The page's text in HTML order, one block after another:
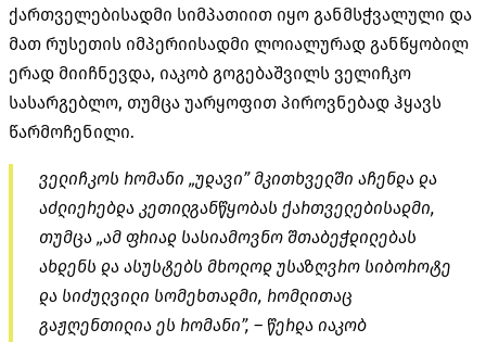
ქართველებისადმი სიმპათიით იყო განმსჭვალული და
მათ რუსეთის იმპერიისადმი ლოიალურად განწყობილ
ერად მიიჩნევდა, იაკობ გოგებაშვილს ველიჩკო
სასარგებლო, თუმცა უარყოფით პიროვნებად ჰყავს
წარმოჩენილი.
ველიჩკოს რომანი „უდავი” მკითხველში აჩენდა და
აძლიერებდა კეთილგანწყობას ქართველებისადმი,
თუმცა „ამ ფრიად სასიამოვნო შთაბეჭდილებას
ახდენს და ასუსტებს მხოლოდ უსაზღვრო სიბოროტე
და სიძულვილი სომეხთადმი, რომლითაც
გაჟღენთილია ეს რომანი”, – წერდა იაკობ